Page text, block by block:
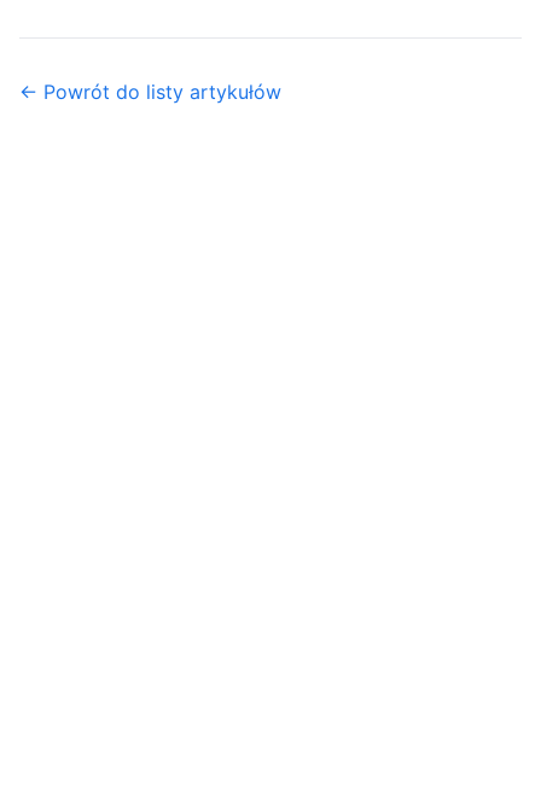
← Powrót do listy artykułów